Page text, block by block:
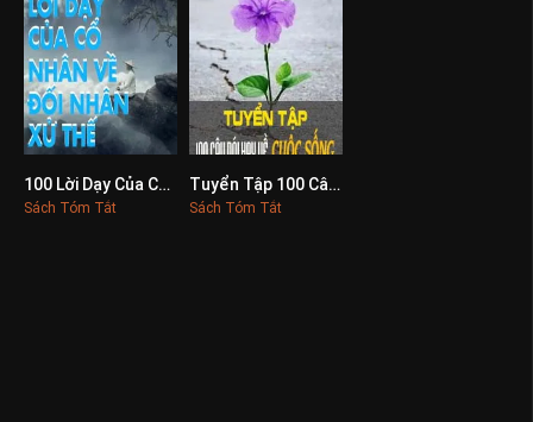
0
100 Lời Dạy Của Cổ Nhân Về Đối Nhân Xử Thế
Sách Tóm Tắt
0Tuyển Tập 100 Câu Nói Hay Về Cuộc Sống
Sách Tóm Tắt